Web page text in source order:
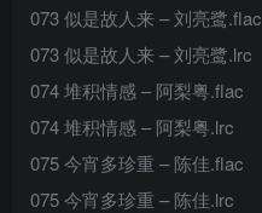
073 似是故人来 – 刘亮鹭.flac
073 似是故人来 – 刘亮鹭.lrc
074 堆积情感 – 阿梨粤.flac
074 堆积情感 – 阿梨粤.lrc
075 今宵多珍重 – 陈佳.flac
075 今宵多珍重 – 陈佳.lrc